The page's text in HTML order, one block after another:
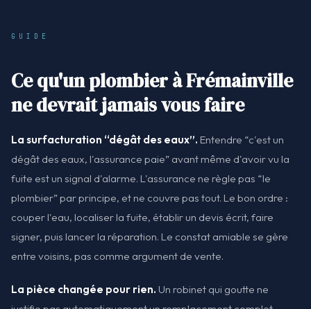
GUIDE
Ce qu'un plombier à Frémainville
ne devrait jamais vous faire
La surfacturation “dégât des eaux”. Entendre “c'est un
dégât des eaux, l'assurance paie” avant même d'avoir vu la
fuite est un signal d'alarme. L'assurance ne règle pas “le
plombier” par principe, et ne couvre pas tout. Le bon ordre :
couper l'eau, localiser la fuite, établir un devis écrit, faire
signer, puis lancer la réparation. Le constat amiable se gère
entre voisins, pas comme argument de vente.
La pièce changée pour rien. Un robinet qui goutte ne